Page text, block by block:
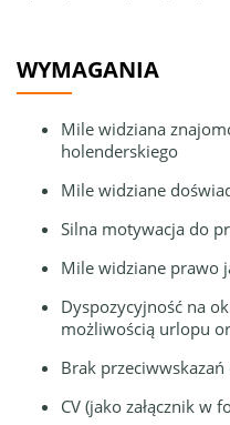
WYMAGANIA
Mile widziana
holenderskiego
Mile widziane
Silna motywacja do
Mile widziane prawo
Dyspozycyjność na
możliwością urlopu
Brak
CV (jako załącznik w